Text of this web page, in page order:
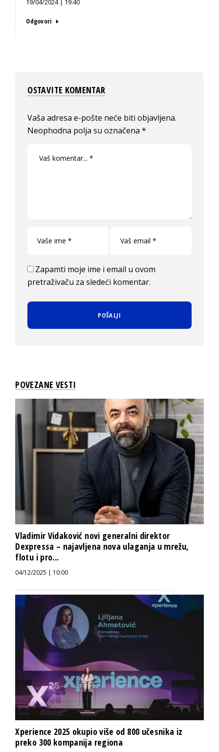
19/04/2024 | 19:40
Odgovori
OSTAVITE KOMENTAR
Vaša adresa e-pošte neće biti objavljena.
Neophodna polja su označena*
Zapamti moje ime i email u ovom
pretraživaču za sledeći komentar.
POVEZANE VESTI
Vladimir Vidaković novi generalni direktor
Dexpressa – najavljena nova ulaganja u mrežu,
flotu i pro...
04/12/2025 | 10:00
Xperience 2025 okupio više od 800 učesnika iz
preko 300 kompanija regiona